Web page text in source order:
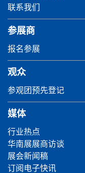
联系我们
参展商
报名参展
观众
参观团预先登记
媒体
行业热点
华南展展商访谈
展会新闻稿
订阅电子快讯